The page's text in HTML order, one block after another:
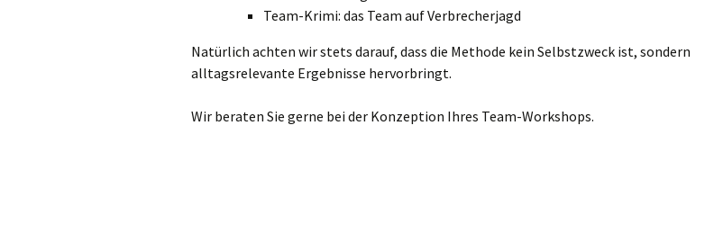
Team-Krimi: das Team auf Verbrecherjagd
Natürlich achten wir stets darauf, dass die Methode kein Selbstzweck ist, sondern
alltagsrelevante Ergebnisse hervorbringt.
Wir beraten Sie gerne bei der Konzeption Ihres Team-Workshops.